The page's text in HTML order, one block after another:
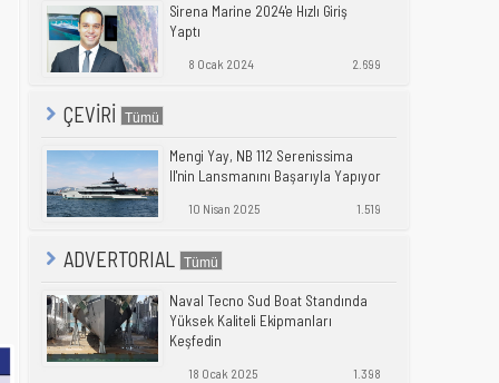
Sirena Marine 2024'e Hızlı Giriş
Yaptı
8 Ocak 2024 2.699
ÇEVİRİ
Mengi Yay, NB 112 Serenissima
II'nin Lansmanını Başarıyla Yapıyor
10 Nisan 2025 1.519
ADVERTORIAL
Naval Tecno Sud Boat Standında
Yüksek Kaliteli Ekipmanları
Keşfedin
18 Ocak 2025 1.398